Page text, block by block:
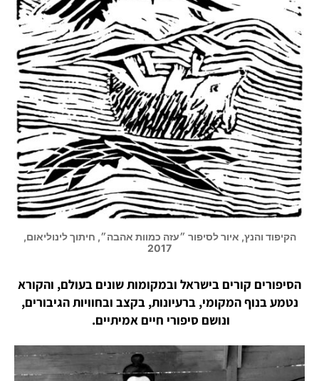
הקיפוד והנץ, איור לסיפור ״עזה כמוות אהבה״, חיתוך לינוליאום,
2017
הסיפורים קורים בישראל ובמקומות שונים בעולם, והקורא
נטמע בנוף המקומי, ברעיונות, בקצב ובחוויות הגיבורים,
ונושם סיפורי חיים אמיתיים.